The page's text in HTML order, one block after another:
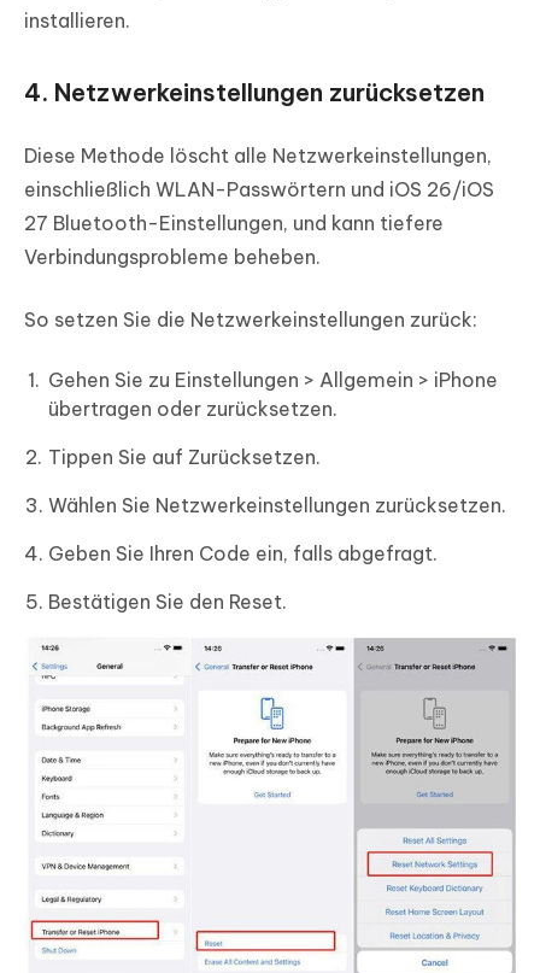
installieren.
4. Netzwerkeinstellungen zurücksetzen
Diese Methode löscht alle Netzwerkeinstellungen,
einschließlich WLAN-Passwörtern und iOS 26/iOS
27 Bluetooth-Einstellungen, und kann tiefere
Verbindungsprobleme beheben.
So setzen Sie die Netzwerkeinstellungen zurück:
Gehen Sie zu Einstellungen > Allgemein > iPhone
übertragen oder zurücksetzen.
Tippen Sie auf Zurücksetzen.
Wählen Sie Netzwerkeinstellungen zurücksetzen.
Geben Sie Ihren Code ein, falls abgefragt.
Bestätigen Sie den Reset.